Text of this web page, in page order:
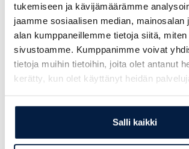
tukemiseen ja kävijämäärämme
jaamme sosiaalisen median, mainosalan
alan kumppaneillemme tietoja siitä,
sivustoamme. Kumppanimme voivat
tietoja muihin tietoihin, joita olet antanut
kerätty, kun olet käyttänyt heidän
Salli kaikki
Kolmas venttiili
Neljäs venttiili
Kattoikkuna
Kysy lisää myyjältämme:
antti.nummela@finnsiirto.fi